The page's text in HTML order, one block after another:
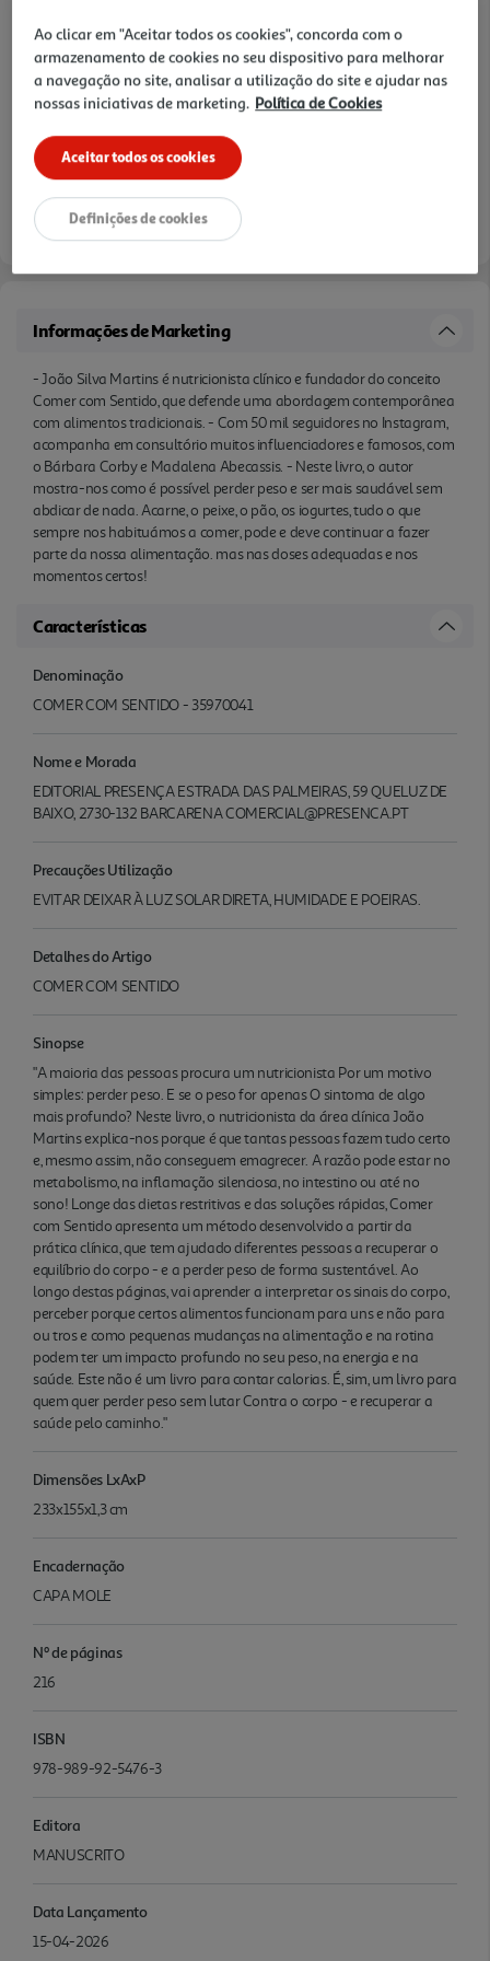
adequadas e nos momentos certos!
Informações de Marketing
- João Silva Martins é nutricionista clínico e fundador do conceito
Comer com Sentido, que defende uma abordagem contemporânea
com alimentos tradicionais. - Com 50 mil seguidores no Instagram,
acompanha em consultório muitos influenciadores e famosos, com
o Bárbara Corby e Madalena Abecassis. - Neste livro, o autor
mostra-nos como é possível perder peso e ser mais saudável sem
abdicar de nada. Acarne, o peixe, o pão, os iogurtes, tudo o que
sempre nos habituámos a comer, pode e deve continuar a fazer
parte da nossa alimentação. mas nas doses adequadas e nos
momentos certos!
Características
Denominação
COMER COM SENTIDO - 35970041
Nome e Morada
EDITORIAL PRESENÇA ESTRADA DAS PALMEIRAS, 59 QUELUZ DE
BAIXO, 2730-132 BARCARENA COMERCIAL@PRESENCA.PT
Precauções Utilização
EVITAR DEIXAR À LUZ SOLAR DIRETA, HUMIDADE E POEIRAS.
Detalhes do Artigo
COMER COM SENTIDO
Sinopse
"A maioria das pessoas procura um nutricionista Por um motivo
simples: perder peso. E se o peso for apenas O sintoma de algo
mais profundo? Neste livro, o nutricionista da área clínica João
Martins explica-nos porque é que tantas pessoas fazem tudo certo
e, mesmo assim, não conseguem emagrecer. A razão pode estar no
metabolismo, na inflamação silenciosa, no intestino ou até no
sono! Longe das dietas restritivas e das soluções rápidas, Comer
com Sentido apresenta um método desenvolvido a partir da
prática clínica, que tem ajudado diferentes pessoas a recuperar o
equilíbrio do corpo - e a perder peso de forma sustentável. Ao
longo destas páginas, vai aprender a interpretar os sinais do corpo,
perceber porque certos alimentos funcionam para uns e não para
ou tros e como pequenas mudanças na alimentação e na rotina
podem ter um impacto profundo no seu peso, na energia e na
saúde. Este não é um livro para contar calorias. É, sim, um livro para
quem quer perder peso sem lutar Contra o corpo - e recuperar a
saúde pelo caminho."
Dimensões LxAxP
233x155x1,3 cm
Encadernação
CAPA MOLE
Nº de páginas
216
ISBN
978-989-92-5476-3
Editora
MANUSCRITO
Data Lançamento
15-04-2026
Ao clicar em "Aceitar todos os cookies", concorda com o
armazenamento de cookies no seu dispositivo para melhorar
a navegação no site, analisar a utilização do site e ajudar nas
nossas iniciativas de marketing. Política de Cookies
Aceitar todos os cookies
Definições de cookies